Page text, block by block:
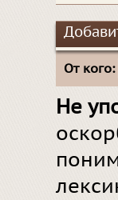
От кого:
Не